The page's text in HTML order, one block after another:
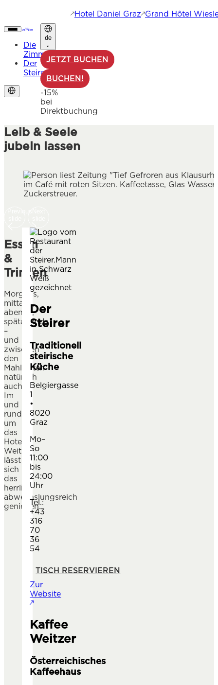
Hotel Daniel Graz Grand Hôtel
Die
Zimmer
Der
Steirer
de
JETZT BUCHEN
BUCHEN!
-15%
bei
Direktbuchung
Leib & Seele
jubeln lassen
Essen
&
Trinken
Morgens,
mittags,
abends,
spätabends
–
und
zwischen
den
Mahlzeiten
natürlich
auch.
Im
und
rund
um
das
Hotel
Weitzer
lässt
sich
das
herrlich
abwechslungsreich
genießen.
PREVIOUS SLIDE
NEXT SLIDE
Der
Steirer
Traditionell
steirische
Küche
Belgiergasse
1
•
8020
Graz
Mo–
So
11:00
bis
24:00
Uhr
Tel.:
+43
316
70
36
54
TISCH RESERVIEREN
Zur
Website
PREVIOUS SLIDE
NEXT SLIDE
Kaffee
Weitzer
Österreichisches
Kaffeehaus